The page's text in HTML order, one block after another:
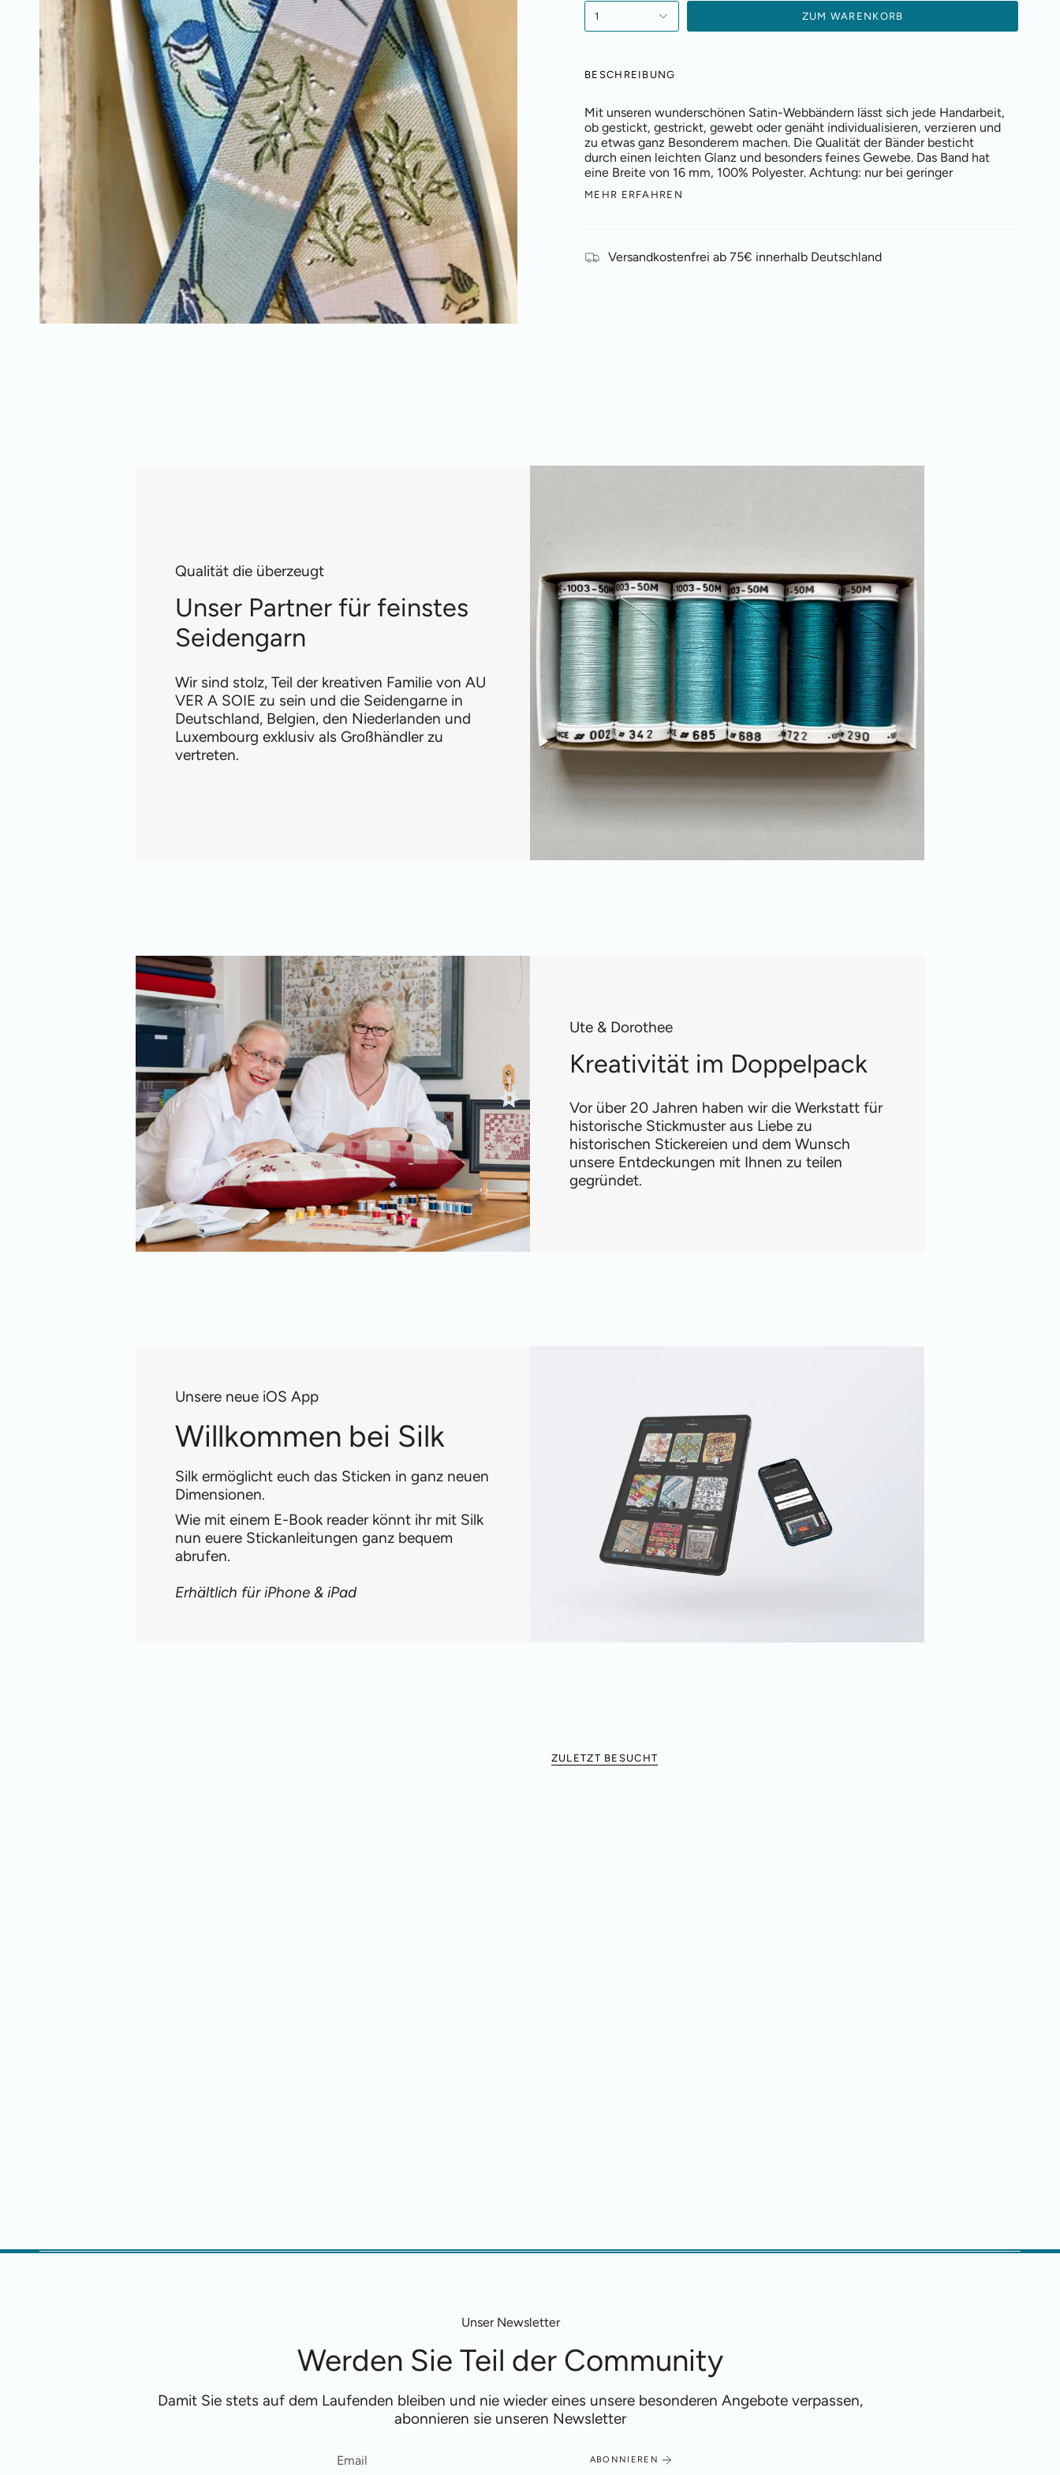
1 ZUM WARENKORB
BESCHREIBUNG
Mit unseren wunderschönen Satin-Webbändern lässt sich jede Handarbeit,
ob gestickt, gestrickt, gewebt oder genäht individualisieren, verzieren und
zu etwas ganz Besonderem machen. Die Qualität der Bänder besticht
durch einen leichten Glanz und besonders feines Gewebe. Das Band hat
eine Breite von 16 mm, 100% Polyester. Achtung: nur bei geringer
MEHR ERFAHREN
Versandkostenfrei ab 75€ innerhalb Deutschland
Qualität die überzeugt
Unser Partner für feinstes
Seidengarn
Wir sind stolz, Teil der kreativen Familie von AU
VER A SOIE zu sein und die Seidengarne in
Deutschland, Belgien, den Niederlanden und
Luxembourg exklusiv als Großhändler zu
vertreten.
Ute & Dorothee
Kreativität im Doppelpack
Vor über 20 Jahren haben wir die Werkstatt für
historische Stickmuster aus Liebe zu
historischen Stickereien und dem Wunsch
unsere Entdeckungen mit Ihnen zu teilen
gegründet.
Unsere neue iOS App
Willkommen bei Silk
Silk ermöglicht euch das Sticken in ganz neuen
Dimensionen.
Wie mit einem E-Book reader könnt ihr mit Silk
nun euere Stickanleitungen ganz bequem
abrufen.
Erhältlich für iPhone & iPad
ZULETZT BESUCHT
Unser Newsletter
Werden Sie Teil der Community
Damit Sie stets auf dem Laufenden bleiben und nie wieder eines unsere besonderen Angebote verpassen,
abonnieren sie unseren Newsletter
ABONNIEREN